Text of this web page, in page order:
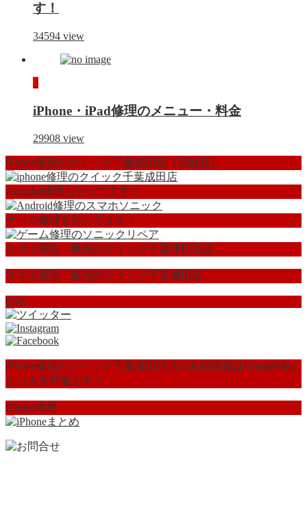
す！
34594 view
3
iPhone・iPad修理のメニュー・料金
29908 view
iPhone修理のクイック千葉成田店（姉妹店)
Android修理もやってます！
ゲーム修理もやってます！
スマホ買取・販売のクイック千葉津田沼店
スマホ買取・販売のクイック千葉成田店
SNS
iPhone修理のクイック千葉津田沼店のお得情報はGoogleMap
より入手可能です！
iPhone情報